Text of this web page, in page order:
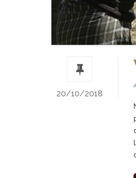
20/10/2018